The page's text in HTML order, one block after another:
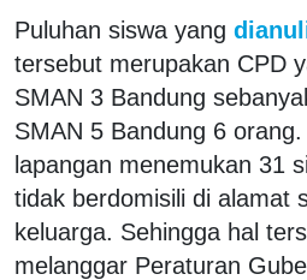
Puluhan siswa yang
tersebut merupakan CPD
SMAN 3 Bandung
SMAN 5 Bandung 6
lapangan menemukan 31
tidak berdomisili di alamat
keluarga. Sehingga hal
melanggar Peraturan